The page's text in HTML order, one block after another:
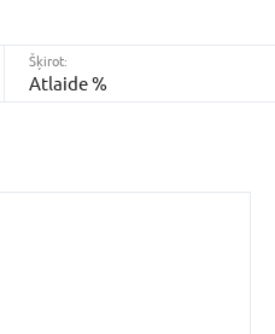
Šķirot:
Atlaide %